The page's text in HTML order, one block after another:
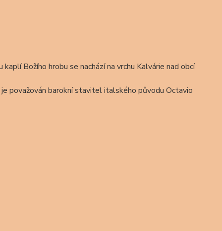
Božího hrobu se nachází na vrchu Kalvárie nad obcí
považován barokní stavitel italského původu Octavio